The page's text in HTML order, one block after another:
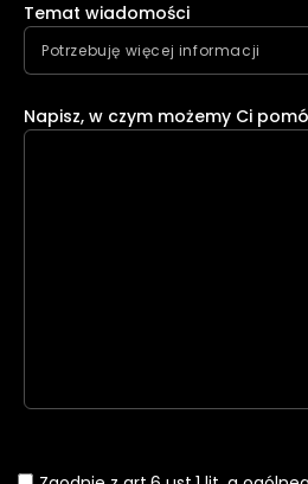
Temat wiadomości
Napisz, w czym możemy Ci